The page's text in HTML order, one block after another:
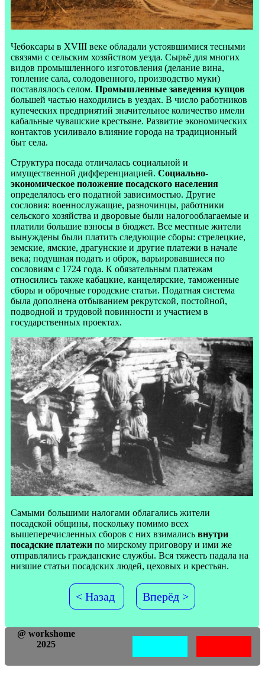
Чебоксары в XVIII веке обладали устоявшимися тесными
связями с сельским хозяйством уезда. Сырьё для многих
видов промышленного изготовления (делание вина,
топление сала, солодовенного, производство муки)
поставлялось селом. Промышленные заведения купцов
большей частью находились в уездах. В число работников
купеческих предприятий значительное количество имели
кабальные чувашские крестьяне. Развитие экономических
контактов усиливало влияние города на традиционный
быт села.
Структура посада отличалась социальной и
имущественной дифференциацией. Социально-
экономическое положение посадского населения
определялось его податной зависимостью. Другие
сословия: военнослужащие, разночинцы, работники
сельского хозяйства и дворовые были налогооблагаемые и
платили большие взносы в бюджет. Все местные жители
вынуждены были платить следующие сборы: стрелецкие,
земские, ямские, драгунские и другие платежи в начале
века; подушная подать и оброк, варьировавшиеся по
сословиям с 1724 года. К обязательным платежам
относились также кабацкие, канцелярские, таможенные
сборы и оброчные городские статьи. Податная система
была дополнена отбыванием рекрутской, постойной,
подводной и трудовой повинности и участием в
государственных проектах.
Самыми большими налогами облагались жители
посадской общины, поскольку помимо всех
вышеперечисленных сборов с них взимались внутри
посадские платежи по мирскому приговору и ими же
отправлялись гражданские службы. Вся тяжесть падала на
низшие статьи посадских людей, цеховых и крестьян.
< Назад Вперёд >
@ workshome
2025